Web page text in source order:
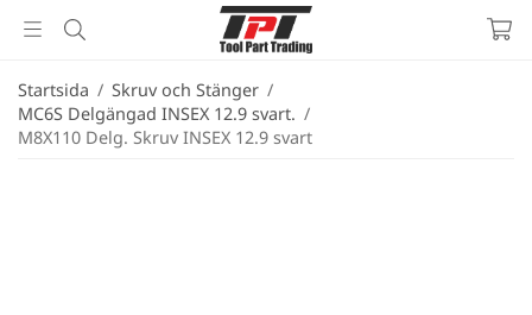
Startsida / Skruv och Stänger /
MC6S Delgängad INSEX 12.9 svart. /
M8X110 Delg. Skruv INSEX 12.9 svart